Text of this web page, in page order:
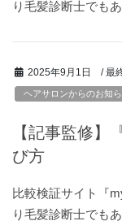
り毛髪診断士でも
2025年9月1日 / 最
ヘアサロンからのお知
【記事監修】
び方
比較検証サイト『
り毛髪診断士でも